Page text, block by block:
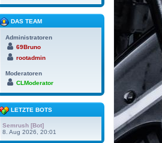
DAS TEAM
Administratoren
69Bruno
rootadmin
Moderatoren
CLModerator
LETZTE BOTS
Semrush [Bot]
8. Aug 2026, 20:01